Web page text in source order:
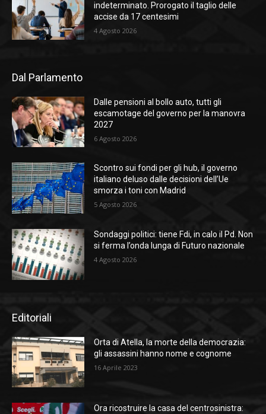
indeterminato. Prorogato il taglio delle
accise da 17 centesimi
4 Agosto 2026
Dal Parlamento
Dalle pensioni al bollo auto, tutti gli
escamotage del governo per la manovra
2027
6 Agosto 2026
Scontro sui fondi per gli hub, il governo
italiano deluso dalle decisioni dell’Ue
smorza i toni con Madrid
5 Agosto 2026
Sondaggi politici: tiene Fdi, in calo il Pd. Non
si ferma l’onda lunga di Futuro nazionale
4 Agosto 2026
Editoriali
Orta di Atella, la morte della democrazia:
gli assassini hanno nome e cognome
16 Aprile 2023
Ora ricostruire la casa del centrosinistra: